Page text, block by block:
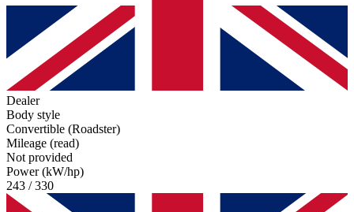
Dealer
Body style
Convertible (Roadster)
Mileage (read)
Not provided
Power (kW/hp)
243 / 330